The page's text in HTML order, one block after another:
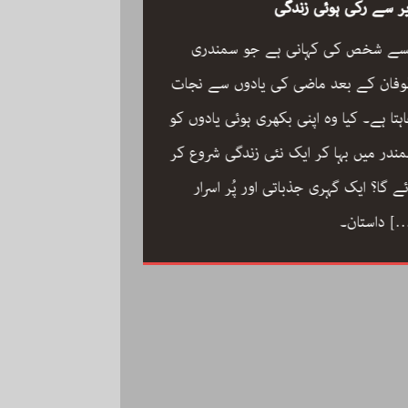
سے رکی ہوئی زندگی
شخص کی کہانی ہے جو سمندری
کے بعد ماضی کی یادوں سے نجات
ہے۔ کیا وہ اپنی بکھری ہوئی یادوں کو
میں بہا کر ایک نئی زندگی شروع کر
گا؟ ایک گہری جذباتی اور پُر اسرار